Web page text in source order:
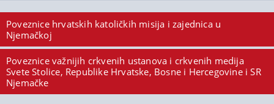
Poveznice hrvatskih katoličkih misija i zajednica u
Njemačkoj
Poveznice važnijih crkvenih ustanova i crkvenih medija
Svete Stolice, Republike Hrvatske, Bosne i Hercegovine i SR
Njemačke